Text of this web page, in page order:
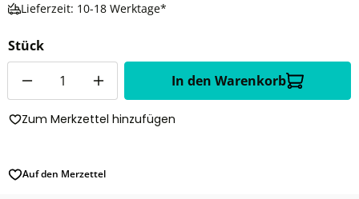
Lieferzeit: 10-18 Werktage*
Stück
In den Warenkorb
Zum Merkzettel hinzufügen
Auf den Merzettel